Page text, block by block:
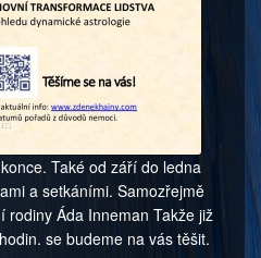
Také od září do ledna
a setkáními. Samozřejmě
rodiny Áda Inneman Takže již
se budeme na vás těšit.